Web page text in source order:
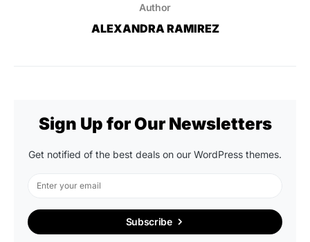
Author
ALEXANDRA RAMIREZ
Sign Up for Our Newsletters
Get notified of the best deals on our WordPress themes.
Subscribe